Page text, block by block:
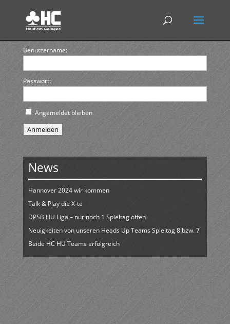
Benutzername:
Passwort:
Angemeldet bleiben
Anmelden
News
Hannover 2024 wir kommen
Talk & Play die X-te
DPSB HU Liga – nur noch 1 Spieltag offen
Neuigkeiten von unseren Heads Up Teams Spieltag 8 bzw. 7
Beide HC HU Teams erfolgreich